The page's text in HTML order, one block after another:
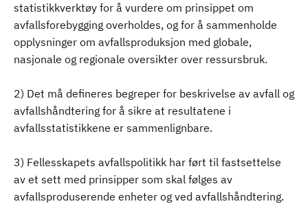
statistikkverktøy for å vurdere om prinsippet om
avfallsforebygging overholdes, og for å sammenholde
opplysninger om avfallsproduksjon med globale,
nasjonale og regionale oversikter over ressursbruk.
2) Det må defineres begreper for beskrivelse av avfall og
avfallshåndtering for å sikre at resultatene i
avfallsstatistikkene er sammenlignbare.
3) Fellesskapets avfallspolitikk har ført til fastsettelse
av et sett med prinsipper som skal følges av
avfallsproduserende enheter og ved avfallshåndtering.